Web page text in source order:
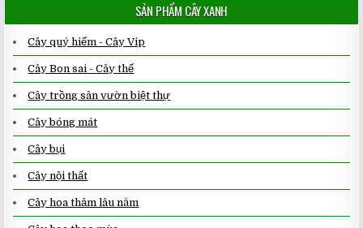
SẢN PHẨM CÂY XANH
Cây quý hiếm - Cây Vip
Cây Bon sai - Cây thế
Cây trồng sân vườn biệt thự
Cây bóng mát
Cây bụi
Cây nội thất
Cây hoa thảm lâu năm